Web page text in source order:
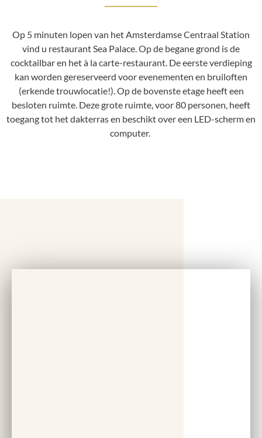
Op 5 minuten lopen van het Amsterdamse Centraal Station
vind u restaurant Sea Palace. Op de begane grond is de
cocktailbar en het à la carte-restaurant. De eerste verdieping
kan worden gereserveerd voor evenementen en bruiloften
(erkende trouwlocatie!). Op de bovenste etage heeft een
besloten ruimte. Deze grote ruimte, voor 80 personen, heeft
toegang tot het dakterras en beschikt over een LED-scherm en
computer.